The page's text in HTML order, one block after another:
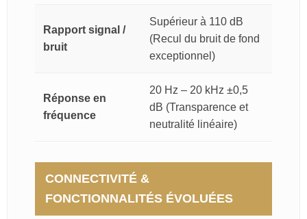
Rapport signal /
bruit
Supérieur à 110 dB
(Recul du bruit de fond
exceptionnel)
Réponse en
fréquence
20 Hz – 20 kHz ±0,5
dB (Transparence et
neutralité linéaire)
CONNECTIVITÉ &
FONCTIONNALITÉS ÉVOLUÉES